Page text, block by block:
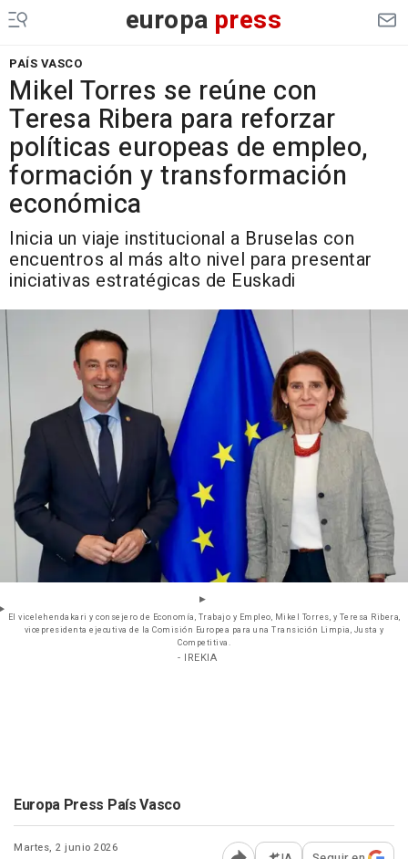
europa press
PAÍS VASCO
Mikel Torres se reúne con
Teresa Ribera para reforzar
políticas europeas de empleo,
formación y transformación
económica
Inicia un viaje institucional a Bruselas con
encuentros al más alto nivel para presentar
iniciativas estratégicas de Euskadi
El vicelehendakari y consejero de Economía, Trabajo y Empleo, Mikel Torres, y Teresa Ribera,
vicepresidenta ejecutiva de la Comisión Europea para una Transición Limpia, Justa y
Competitiva.
- IREKIA
Europa Press País Vasco
Martes, 2 junio 2026